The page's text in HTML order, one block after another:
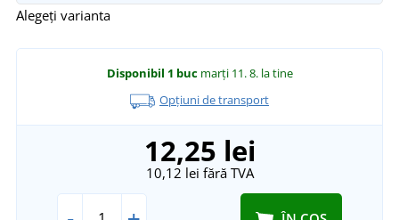
Alegeți varianta
Disponibil 1 buc marți 11. 8. la tine
Opțiuni de transport
12,25 lei
10,12 lei fără TVA